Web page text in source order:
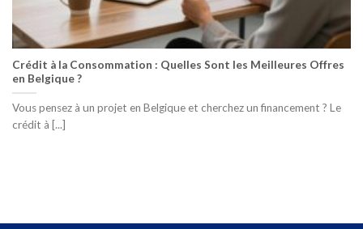
Crédit à la Consommation : Quelles Sont les Meilleures Offres
en Belgique ?
Vous pensez à un projet en Belgique et cherchez un financement ? Le
crédit à [...]